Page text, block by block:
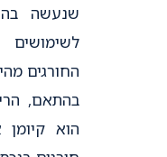
שנעשה
החורגים
בהתאם,
הוא קיומן